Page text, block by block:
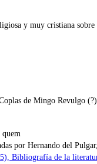
y muy cristiana
de Mingo Revulgo
quem
por Hernando del
Bibliografía de la